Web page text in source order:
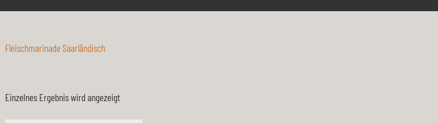
Fleischmarinade Saarländisch
Einzelnes Ergebnis wird angezeigt